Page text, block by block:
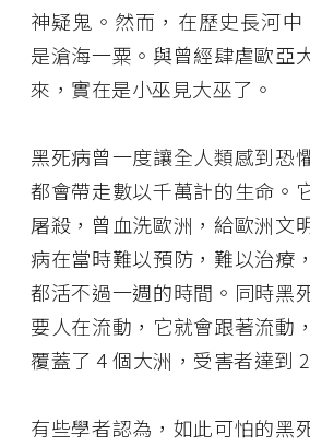
神疑鬼。然而，在歷史長河中
是滄海一粟。與曾經肆虐歐亞
來，實在是小巫見大巫了。
黑死病曾一度讓全人類感到恐
都會帶走數以千萬計的生命。
屠殺，曾血洗歐洲，給歐洲文
病在當時難以預防，難以治療
都活不過一週的時間。同時黑
要人在流動，它就會跟著流動
覆蓋了 4 個大洲，受害者達到 2
有些學者認為，如此可怕的黑